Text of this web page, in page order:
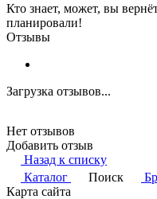
Кто знает, может, вы
планировали!
Отзывы
Загрузка отзывов...
Нет отзывов
Добавить отзыв
Назад к списку
Каталог
Поиск
Карта сайта